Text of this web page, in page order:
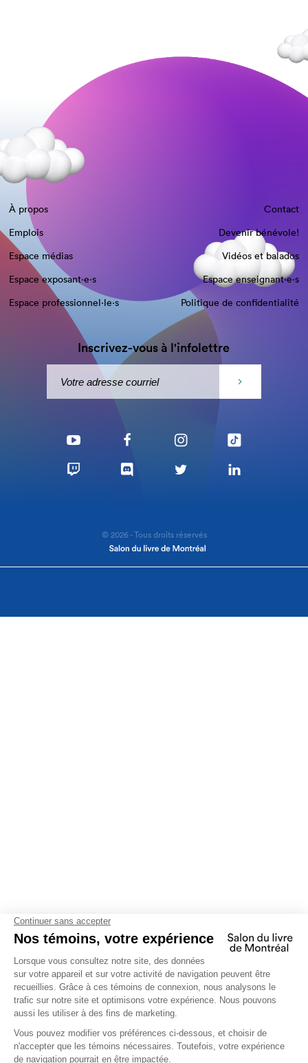
À propos
Contact
Emplois
Devenir bénévole!
Espace médias
Vidéos et balados
Espace exposant·e⋅s
Espace enseignant·e⋅s
Espace professionnel·le⋅s
Politique de confidentialité
Inscrivez-vous à l'infolettre
© 2026 - Tous droits réservés